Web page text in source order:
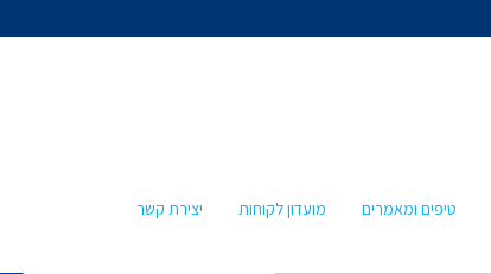
טיפים ומאמרים מועדון לקוחות יצירת קשר
טלי עזרא